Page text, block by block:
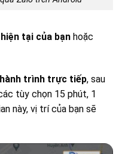
tại của bạn hoặc
trình trực tiếp, sau
tùy chọn 15 phút, 1
này, vị trí của bạn sẽ